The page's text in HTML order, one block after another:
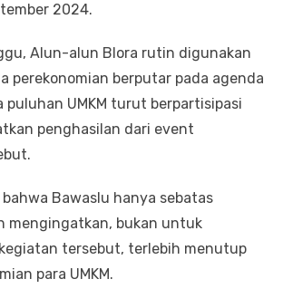
2024.
Alun-alun Blora rutin digunakan
perekonomian berputar pada agenda
puluhan UMKM turut berpartisipasi
penghasilan dari event
Bawaslu hanya sebatas
mengingatkan, bukan untuk
tersebut, terlebih menutup
para UMKM.